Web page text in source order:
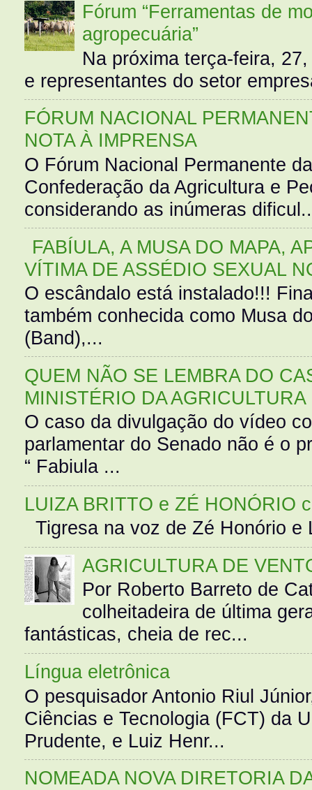
Fórum “Ferramentas de
agropecuária”
Na próxima terça-feira,
e representantes do setor
FÓRUM NACIONAL
NOTA À IMPRENSA
O Fórum Nacional Permanente
Confederação da Agricultura e
considerando as inúmeras
FABÍULA, A MUSA DO MAPA,
VÍTIMA DE ASSÉDIO SEXUAL
O escândalo está instalado!!!
também conhecida como Musa
(Band),...
QUEM NÃO SE LEMBRA DO
MINISTÉRIO DA AGRICULTURA
O caso da divulgação do vídeo
parlamentar do Senado não é o
“ Fabiula ...
LUIZA BRITTO e ZÉ HONÓRIO
Tigresa na voz de Zé Honório
AGRICULTURA DE
Por Roberto Barreto de
colheitadeira de última
fantásticas, cheia de rec...
Língua eletrônica
O pesquisador Antonio Riul
Ciências e Tecnologia (FCT) da
Prudente, e Luiz Henr...
NOMEADA NOVA DIRETORIA